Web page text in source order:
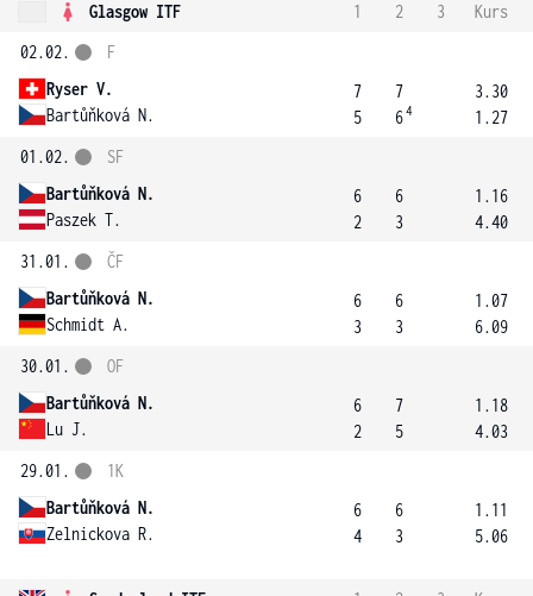
Glasgow ITF 1 2 3
Kurs
02.02.
Ryser V.
Bartůňková N.
F
7
5
7
64
3.30
1.27
01.02.
Bartůňková N.
Paszek T.
SF
6
2
6
3
1.16
4.40
31.01.
Bartůňková N.
Schmidt A.
ČF
6
3
6
3
1.07
6.09
30.01.
Bartůňková N.
Lu J.
OF
6
2
7
5
1.18
4.03
29.01.
Bartůňková N.
Zelnickova R.
1K
6
4
6
3
1.11
5.06